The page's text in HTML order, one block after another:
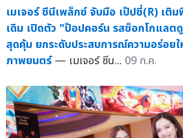
เมเจอร์ ซีนีเพล็กซ์ จับมือ เป๊ปซี่(R) เติ
เดิม เปิดตัว "ป๊อปคอร์น รสช็อกโกแลต
สุดคุ้ม ยกระดับประสบการณ์ความอร่อยใ
ภาพยนตร์ — เมเจอร์ ซีน... 09 ก.ค.